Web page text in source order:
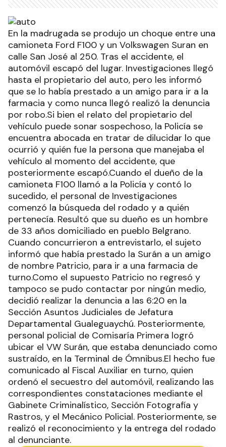
En la madrugada se produjo un choque entre una
camioneta Ford F100 y un Volkswagen Suran en
calle San José al 250. Tras el accidente, el
automóvil escapó del lugar. Investigaciones llegó
hasta el propietario del auto, pero les informó
que se lo había prestado a un amigo para ir a la
farmacia y como nunca llegó realizó la denuncia
por robo.Si bien el relato del propietario del
vehículo puede sonar sospechoso, la Policía se
encuentra abocada en tratar de dilucidar lo que
ocurrió y quién fue la persona que manejaba el
vehículo al momento del accidente, que
posteriormente escapó.Cuando el dueño de la
camioneta F100 llamó a la Policía y contó lo
sucedido, el personal de Investigaciones
comenzó la búsqueda del rodado y a quién
pertenecía. Resultó que su dueño es un hombre
de 33 años domiciliado en pueblo Belgrano.
Cuando concurrieron a entrevistarlo, el sujeto
informó que había prestado la Surán a un amigo
de nombre Patricio, para ir a una farmacia de
turno.Como el supuesto Patricio no regresó y
tampoco se pudo contactar por ningún medio,
decidió realizar la denuncia a las 6:20 en la
Sección Asuntos Judiciales de Jefatura
Departamental Gualeguaychú. Posteriormente,
personal policial de Comisaría Primera logró
ubicar el VW Surán, que estaba denunciado como
sustraído, en la Terminal de Ómnibus.El hecho fue
comunicado al Fiscal Auxiliar en turno, quien
ordenó el secuestro del automóvil, realizando las
correspondientes constataciones mediante el
Gabinete Criminalístico, Sección Fotografía y
Rastros, y el Mecánico Policial. Posteriormente, se
realizó el reconocimiento y la entrega del rodado
al denunciante.